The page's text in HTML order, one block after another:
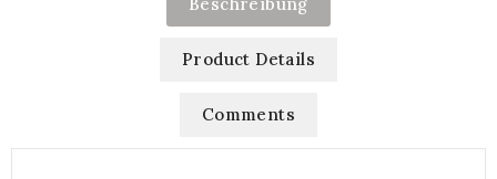
Product Details
Comments